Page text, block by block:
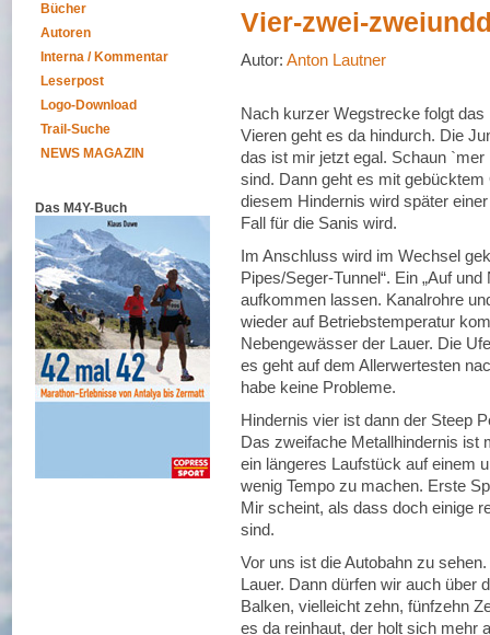
Bücher
Autoren
Interna / Kommentar
Leserpost
Logo-Download
Trail-Suche
NEWS MAGAZIN
Das M4Y-Buch
Vier-zwei-
Autor: Anton Lautner
Nach kurzer Wegstrecke folgt das
Vieren geht es da hindurch. Die
das ist mir jetzt egal. Schaun
sind. Dann geht es mit
diesem Hindernis wird später
Fall für die Sanis wird.
Im Anschluss wird im Wechsel
Pipes/Seger-Tunnel“. Ein „Auf
aufkommen lassen. Kanalrohre
wieder auf Betriebstemperatur
Nebengewässer der Lauer. Die
es geht auf dem Allerwertesten
habe keine Probleme.
Hindernis vier ist dann der Steep
Das zweifache Metallhindernis ist
ein längeres Laufstück auf einem
wenig Tempo zu machen. Erste
Mir scheint, als dass doch einige
sind.
Vor uns ist die Autobahn zu
Lauer. Dann dürfen wir auch über
Balken, vielleicht zehn, fünfzehn
es da reinhaut, der holt sich mehr